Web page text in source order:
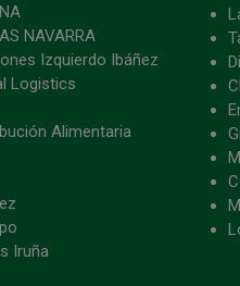
NAVARRA
Izquierdo Ibáñez
Logistics
Alimentaria
Iruña